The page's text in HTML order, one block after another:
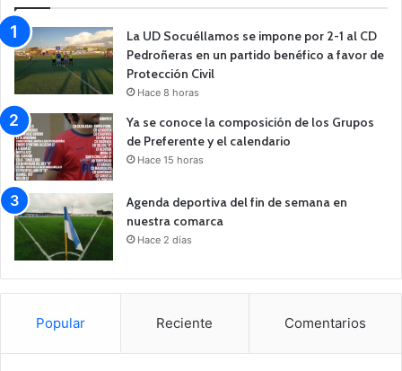
La UD Socuéllamos se impone por 2-1 al CD
Pedroñeras en un partido benéfico a favor de
Protección Civil
Hace 8 horas
Ya se conoce la composición de los Grupos
de Preferente y el calendario
Hace 15 horas
Agenda deportiva del fin de semana en
nuestra comarca
Hace 2 días
Popular Reciente Comentarios